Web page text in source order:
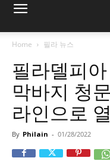
Home 필라 뉴스
필라델피
막바지 청
라인으로
By Philain - 01/28/2022